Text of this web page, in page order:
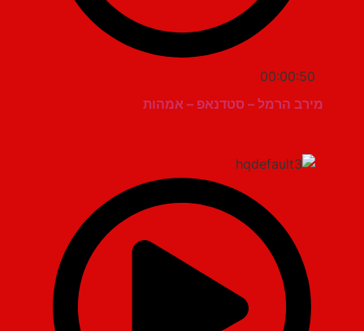
00:00:50
מירב הרמל – סטדנאפ – אמהות